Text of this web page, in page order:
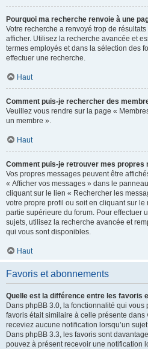
Pourquoi ma recherche renvoie à une
Votre recherche a renvoyé trop de
afficher. Utilisez la recherche avancée et
termes employés et dans la sélection des
effectuer une recherche.
Haut
Comment puis-je rechercher des
Veuillez vous rendre sur la page «
un membre ».
Haut
Comment puis-je retrouver mes propres
Vos propres messages peuvent être
« Afficher vos messages » dans le
cliquant sur le lien « Rechercher les
votre propre profil ou soit en cliquant sur
partie supérieure du forum. Pour effectuer
sujets, utilisez la recherche avancée et
qui vous sont disponibles.
Haut
Favoris et abonnements
Quelle est la différence entre les favoris
Dans phpBB 3.0, la fonctionnalité qui vous
favoris était similaire à celle présente dans
receviez aucune notification lorsqu’un
Dans phpBB 3.3, les favoris sont
pouvez à présent recevoir une notification